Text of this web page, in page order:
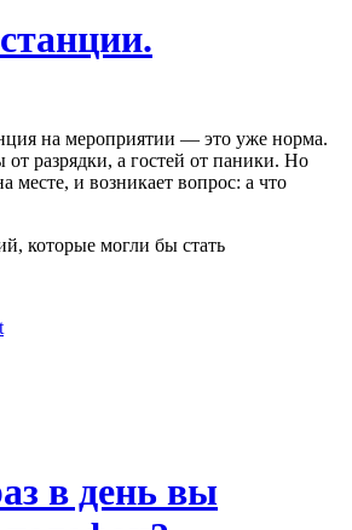
на мероприятии — это уже норма.
от разрядки, а гостей от паники. Но
месте, и возникает вопрос: а что
которые могли бы стать
в день вы